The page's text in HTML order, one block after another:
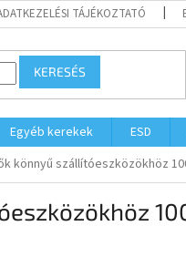
TÁJÉKOZTATÓ
KERESÉS
Egyéb kerekek ESD
könnyű szállítóeszközökhöz